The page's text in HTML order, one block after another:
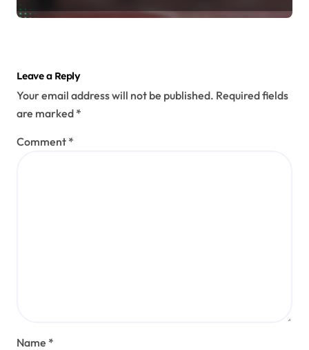
Leave a Reply
Your email address will not be published. Required fields
are marked *
Comment *
Name *